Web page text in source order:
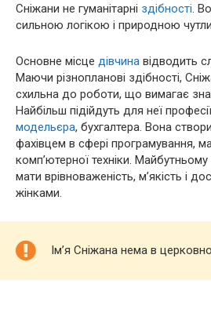
Сніжани не гуманітарні здібності .
сильною логікою і природною
Основне місце дівчина відводить
Маючи різнопланові здібності,
схильна до роботи, що вимагає
Найбільш підійдуть для неї професії
модельєра, бухгалтера. Вона
фахівцем в сфері програмування,
комп’ютерної техніки.
мати врівноваженість, м’якість і
жінками.
Ім’я Сніжана нема в